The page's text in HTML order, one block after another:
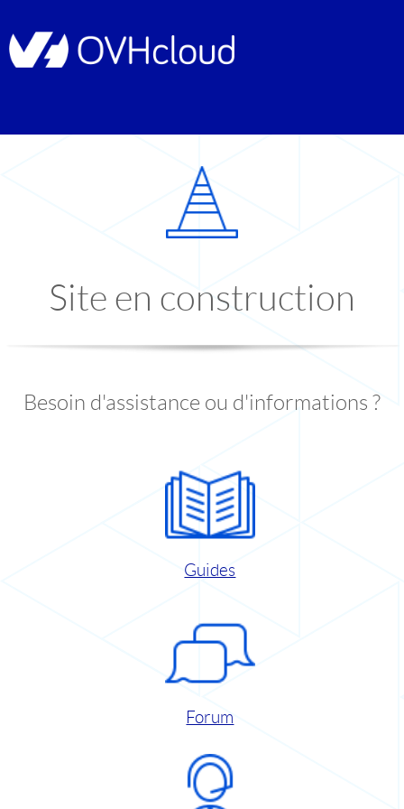
Site en construction
Besoin d'assistance ou d'informations ?
Guides
Forum